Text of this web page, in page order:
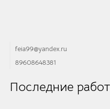
feia99@yandex.ru
89608648381
Последние